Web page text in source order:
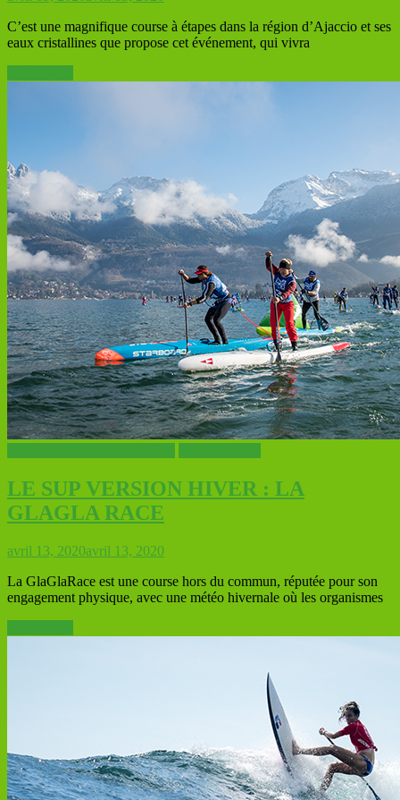
C’est une magnifique course à étapes dans la région d’Ajaccio et ses
eaux cristallines que propose cet événement, qui vivra
LE SUP VERSION HIVER : LA
GLAGLA RACE
avril 13, 2020avril 13, 2020
La GlaGlaRace est une course hors du commun, réputée pour son
engagement physique, avec une météo hivernale où les organismes